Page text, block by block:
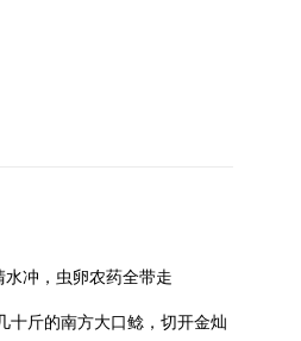
州交警称想看台风就在
水冲，虫卵农药全带走
十斤的南方大口鲶，切开金灿